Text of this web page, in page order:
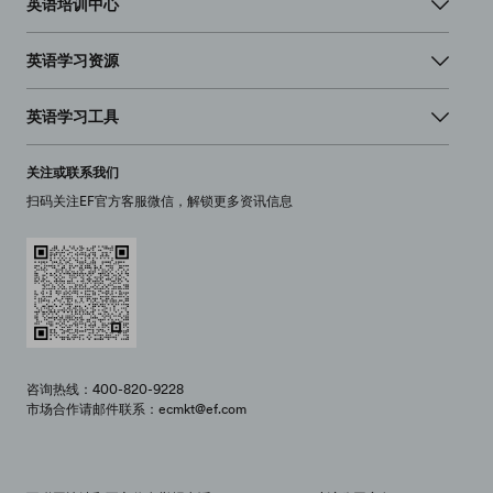
英语培训中心
英语学习资源
英语学习工具
关注或联系我们
扫码关注EF官方客服微信，解锁更多资讯信息
咨询热线：400-820-9228
市场合作请邮件联系：ecmkt@ef.com